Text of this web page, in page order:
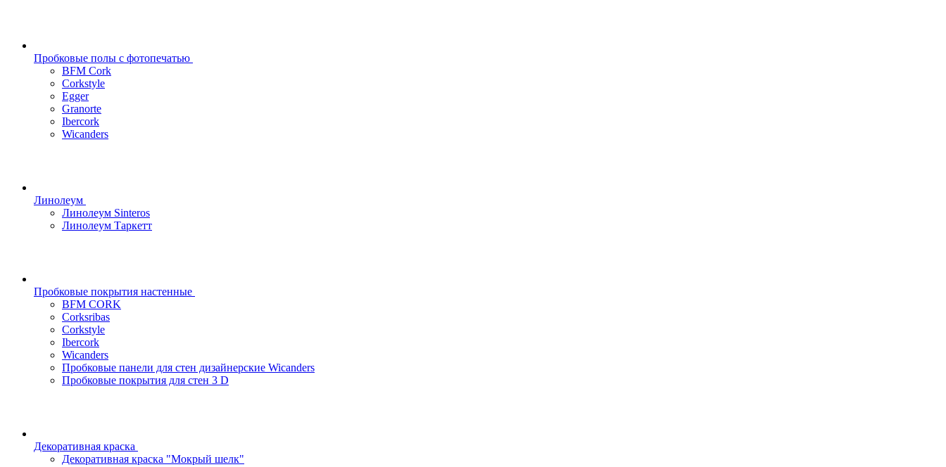
Пробковые полы с фотопечатью
BFM Cork
Corkstyle
Egger
Granorte
Ibercork
Wicanders
Линолеум
Линолеум Sinteros
Линолеум Таркетт
Пробковые покрытия настенные
BFM CORK
Corksribas
Corkstyle
Ibercork
Wicanders
Пробковые панели для стен дизайнерские Wicanders
Пробковые покрытия для стен 3 D
Декоративная краска
Декоративная краска "Мокрый шелк"